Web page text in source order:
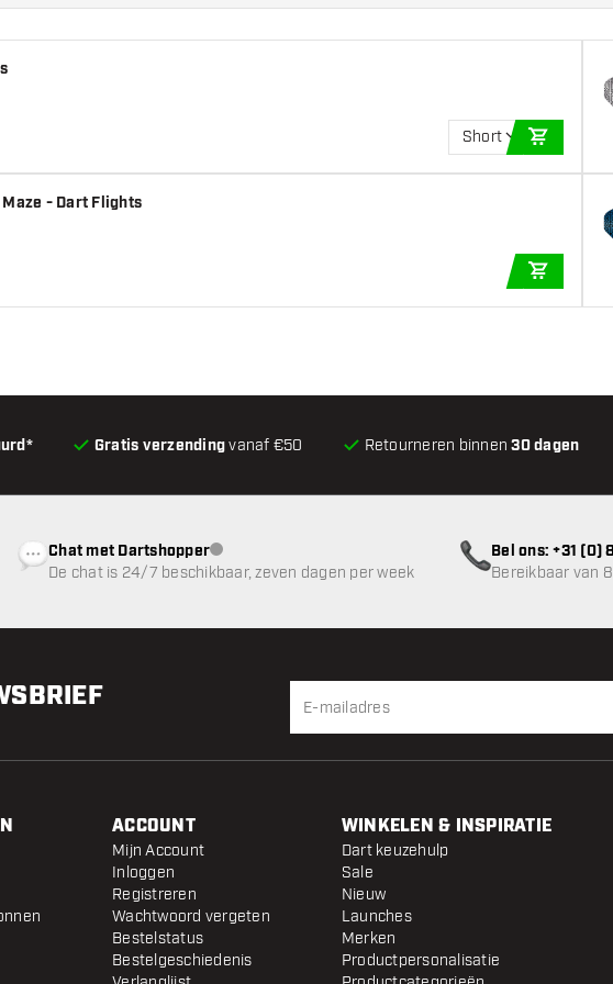
Short
- Dart Flights
Gratis verzendingvanaf €50 Retourneren binnen30 dagen
Chat met Dartshopperklantenservice niet beschikbaar
De chat is 24/7 beschikbaar, zeven dagen per week
Bel ons: +31 (0)
Bereikbaar van
ACCOUNT
Mijn Account
Inloggen
Registreren
Wachtwoord vergeten
Bestelstatus
Bestelgeschiedenis
WINKELEN & INSPIRATIE
Dart keuzehulp
Sale
Nieuw
Launches
Merken
Productpersonalisatie